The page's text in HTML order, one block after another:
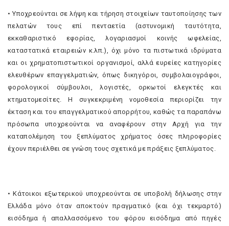
• Υποχρεούνται σε λήψη και τήρηση στοιχείων ταυτοποίησης των
πελατών τους επί πενταετία (αστυνομική ταυτότητα,
εκκαθαριστικό εφορίας, λογαριασμοί κοινής ωφελείας,
καταστατικά εταιρειών κ.λπ.), όχι μόνο τα πιστωτικά ιδρύματα
και οι χρηματοπιστωτικοί οργανισμοί, αλλά ευρείες κατηγορίες
ελευθέρων επαγγελματιών, όπως δικηγόροι, συμβολαιογράφοι,
φορολογικοί σύμβουλοι, λογιστές, ορκωτοί ελεγκτές και
κτηματομεσίτες. Η συγκεκριμένη νομοθεσία περιορίζει την
έκταση και του επαγγελματικού απορρήτου, καθώς τα παραπάνω
πρόσωπα υποχρεούνται να αναφέρουν στην Αρχή για την
καταπολέμηση του ξεπλύματος χρήματος όσες πληροφορίες
έχουν περιέλθει σε γνώση τους σχετικά με πράξεις ξεπλύματος.
• Κάτοικοι εξωτερικού υποχρεούνται σε υποβολή δήλωσης στην
Ελλάδα μόνο όταν αποκτούν πραγματικό (και όχι τεκμαρτό)
εισόδημα ή απαλλασσόμενο του φόρου εισόδημα από πηγές